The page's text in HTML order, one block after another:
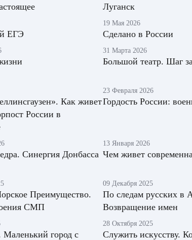
Луганск
ЕГЭ
19 Мая 2026
Сделано в России
31 Марта 2026
Большой театр. Шаг
Как живет
России в
23 Февраля 2026
Гордость России:
Синергия Донбасса
13 Января 2026
Чем живет
Преимущество.
СМП
09 Декабря 2025
По следам русских в
Возвращение имен
город с
28 Октября 2025
Служить искусству.